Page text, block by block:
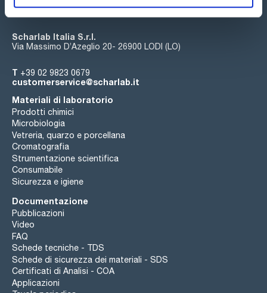
Iscriviti alla Newsletter
Scharlab Italia S.r.l.
Via Massimo D’Azeglio 20- 26900 LODI (LO)
T +39 02 9823 0679
customerservice@scharlab.it
Materiali di laboratorio
Prodotti chimici
Microbiologia
Vetreria, quarzo e porcellana
Cromatografia
Strumentazione scientifica
Consumabile
Sicurezza e igiene
Documentazione
Pubblicazioni
Video
FAQ
Schede tecniche - TDS
Schede di sicurezza dei materiali - SDS
Certificati di Analisi - COA
Applicazioni